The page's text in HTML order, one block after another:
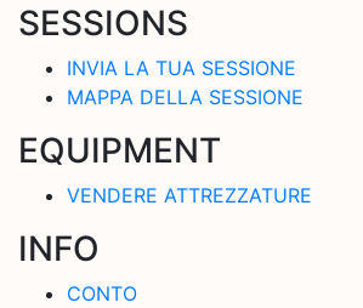
SESSIONS
INVIA LA TUA SESSIONE
MAPPA DELLA SESSIONE
EQUIPMENT
VENDERE ATTREZZATURE
INFO
CONTO